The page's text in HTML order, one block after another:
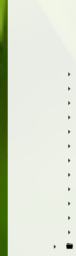
►
►
►
►
►
►
►
►
►
►
►
►